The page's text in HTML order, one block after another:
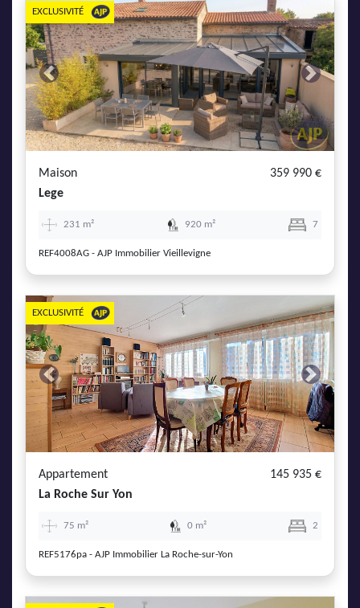
Previous Next
EXCLUSIVITÉ
Maison
359 990 €
Lege
231 m² 920 m² 7
REF4008AG - AJP Immobilier Vieillevigne
Previous Next
EXCLUSIVITÉ
Appartement
145 935 €
La Roche Sur Yon
75 m² 0 m² 2
REF5176pa - AJP Immobilier La Roche-sur-Yon